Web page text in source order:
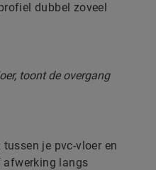
dubbel zoveel
je pvc-vloer en
afwerking langs